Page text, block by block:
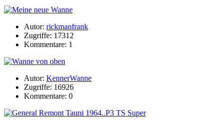
Autor: rickmanfrank
Zugriffe: 17312
Kommentare: 1
Autor: KennerWanne
Zugriffe: 16926
Kommentare: 0